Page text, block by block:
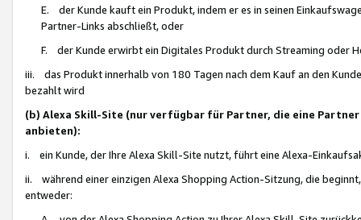
E. der Kunde kauft ein Produkt, indem er es in seinen
Partner-Links abschließt, oder
F. der Kunde erwirbt ein Digitales Produkt durch Streaming oder
iii. das Produkt innerhalb von 180 Tagen nach dem Kauf an den
bezahlt wird
(b) Alexa Skill-Site (nur verfügbar für Partner, die eine
anbieten):
i. ein Kunde, der Ihre Alexa Skill-Site nutzt, führt eine Alexa-
ii. während einer einzigen Alexa Shopping Action-Sitzung, die
entweder: